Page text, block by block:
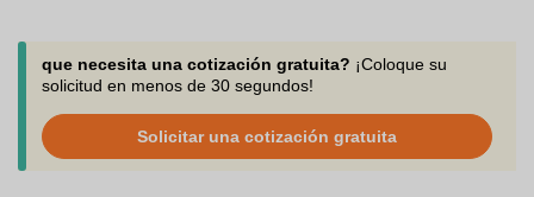
que necesita una cotización gratuita? ¡Coloque su
solicitud en menos de 30 segundos!
Solicitar una cotización gratuita